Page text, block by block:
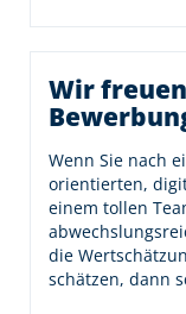
Wir
Wenn Sie nach
orientierten,
einem tollen
die
schätzen, dann